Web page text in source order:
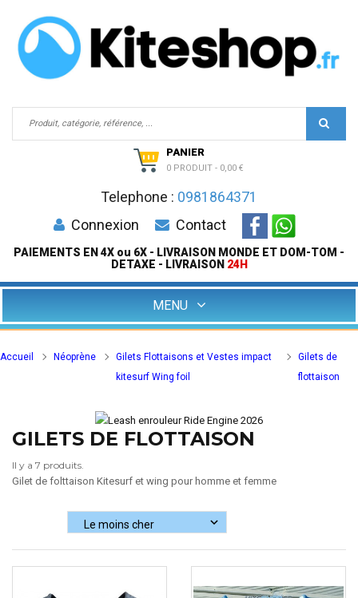
PANIER
0 PRODUIT - 0,00 €
Telephone : 0981864371
Connexion
Contact
PAIEMENTS EN 4X ou 6X - LIVRAISON MONDE ET DOM-TOM -
DETAXE - LIVRAISON 24H
MENU
Accueil Néoprène
Gilets Flottaisons et Vestes impact
kitesurf Wing foil
Gilets de
flottaison
GILETS DE FLOTTAISON
Il y a 7 produits.
Gilet de folttaison Kitesurf et wing pour homme et femme